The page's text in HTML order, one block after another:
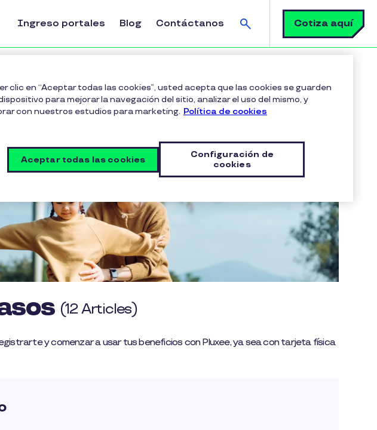
Ingreso portales Blog Contáctanos
Buscar
Cotiza aquí
(12 Articles)
y comenzar a usar tus beneficios con Pluxee, ya sea con tarjeta física
clic en “Aceptar todas las cookies”, usted acepta que las cookies se guarden
para mejorar la navegación del sitio, analizar el uso del mismo, y
con nuestros estudios para marketing. Política de cookies
Configuración de
cookies
Aceptar todas las cookies